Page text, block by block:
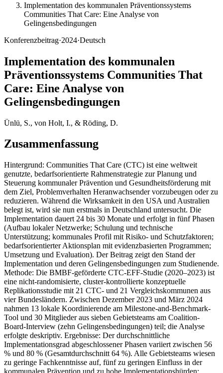
Implementation des kommunalen Präventionssystems
Communities That Care: Eine Analyse von
Gelingensbedingungen
Konferenzbeitrag·2024·Deutsch
Implementation des kommunalen
Präventionssystems Communities That
Care: Eine Analyse von
Gelingensbedingungen
Ünlü, S., von Holt, I., & Röding, D.
Zusammenfassung
Hintergrund: Communities That Care (CTC) ist eine weltweit
genutzte, bedarfsorientierte Rahmenstrategie zur Planung und
Steuerung kommunaler Prävention und Gesundheitsförderung mit
dem Ziel, Problemverhalten Heranwachsender vorzubeugen oder zu
reduzieren. Während die Wirksamkeit in den USA und Australien
belegt ist, wird sie nun erstmals in Deutschland untersucht. Die
Implementation dauert 24 bis 30 Monate und erfolgt in fünf Phasen
(Aufbau lokaler Netzwerke; Schulung und technische
Unterstützung; kommunales Profil mit Risiko- und Schutzfaktoren;
bedarfsorientierter Aktionsplan mit evidenzbasierten Programmen;
Umsetzung und Evaluation). Der Beitrag zeigt den Stand der
Implementation und deren Gelingensbedingungen zum Studienende.
Methode: Die BMBF-geförderte CTC-EFF-Studie (2020–2023) ist
eine nicht-randomisierte, cluster-kontrollierte konzeptuelle
Replikationsstudie mit 21 CTC- und 21 Vergleichskommunen aus
vier Bundesländern. Zwischen Dezember 2023 und März 2024
nahmen 13 lokale Koordinierende am Milestone-and-Benchmark-
Tool und 30 Mitglieder aus sieben Gebietsteams am Coalition-
Board-Interview (zehn Gelingensbedingungen) teil; die Analyse
erfolgte deskriptiv. Ergebnisse: Der durchschnittliche
Implementationsgrad abgeschlossener Phasen variiert zwischen 56
% und 80 % (Gesamtdurchschnitt 64 %). Alle Gebietsteams wiesen
zu geringe Fachkenntnisse auf, fünf zu geringen Einfluss in der